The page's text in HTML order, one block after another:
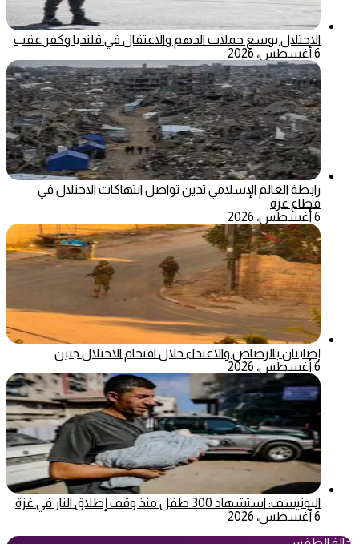
الاحتلال يوسع حملات الدهم والاعتقال في قلنديا وكفر عقب
6 أغسطس، 2026
رابطة العالم الإسلامي تدين تواصل انتهاكات الاحتلال في
قطاع غزة
6 أغسطس، 2026
إصابتان بالرصاص والاعتداء خلال اقتحام الاحتلال جنين
6 أغسطس، 2026
اليونيسف: استشهاد 300 طفل منذ وقف إطلاق النار في غزة
6 أغسطس، 2026